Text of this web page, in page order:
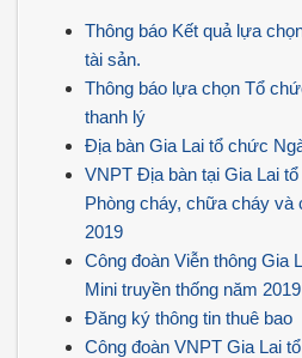
Thông báo Kết quả lựa
tài sản.
Thông báo lựa chọn Tổ
thanh lý
Địa bàn Gia Lai tổ chức
VNPT Địa bàn tại Gia Lai
Phòng cháy, chữa cháy và
2019
Công đoàn Viễn thông Gia
Mini truyền thống năm 2019
Đăng ký thông tin thuê bao
Công đoàn VNPT Gia Lai